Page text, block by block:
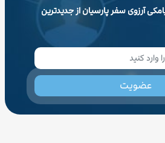
آرزوی سفر پارسیان از جدیدترین
عضویت